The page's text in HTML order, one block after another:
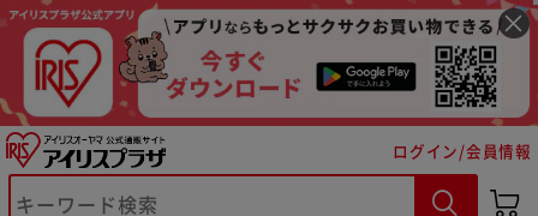
ログイン/会員情報